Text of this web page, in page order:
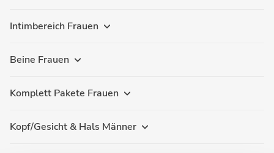
Intimbereich Frauen
Beine Frauen
Komplett Pakete Frauen
Kopf/Gesicht & Hals Männer